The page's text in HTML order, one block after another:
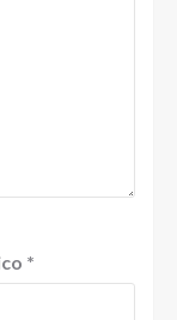
*